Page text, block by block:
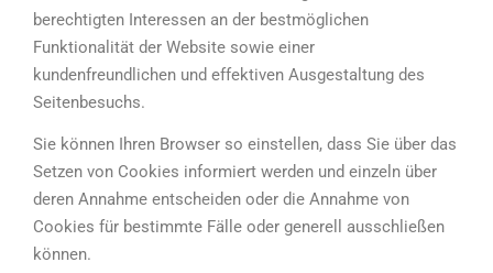
berechtigten Interessen an der bestmöglichen
Funktionalität der Website sowie einer
kundenfreundlichen und effektiven Ausgestaltung des
Seitenbesuchs.
Sie können Ihren Browser so einstellen, dass Sie über das
Setzen von Cookies informiert werden und einzeln über
deren Annahme entscheiden oder die Annahme von
Cookies für bestimmte Fälle oder generell ausschließen
können.